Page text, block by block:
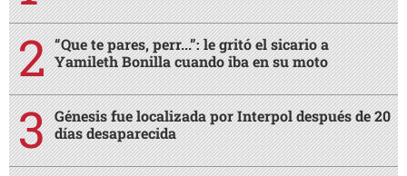
“Que te pares, perr...”: le gritó el sicario a
Yamileth Bonilla cuando iba en su moto
Génesis fue localizada por Interpol después de 20
días desaparecida